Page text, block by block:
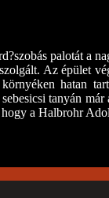
palotát a
Az
hatan
tanyán
a Halbrohr